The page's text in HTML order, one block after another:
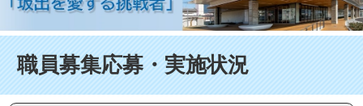
職員募集応募・実施状況